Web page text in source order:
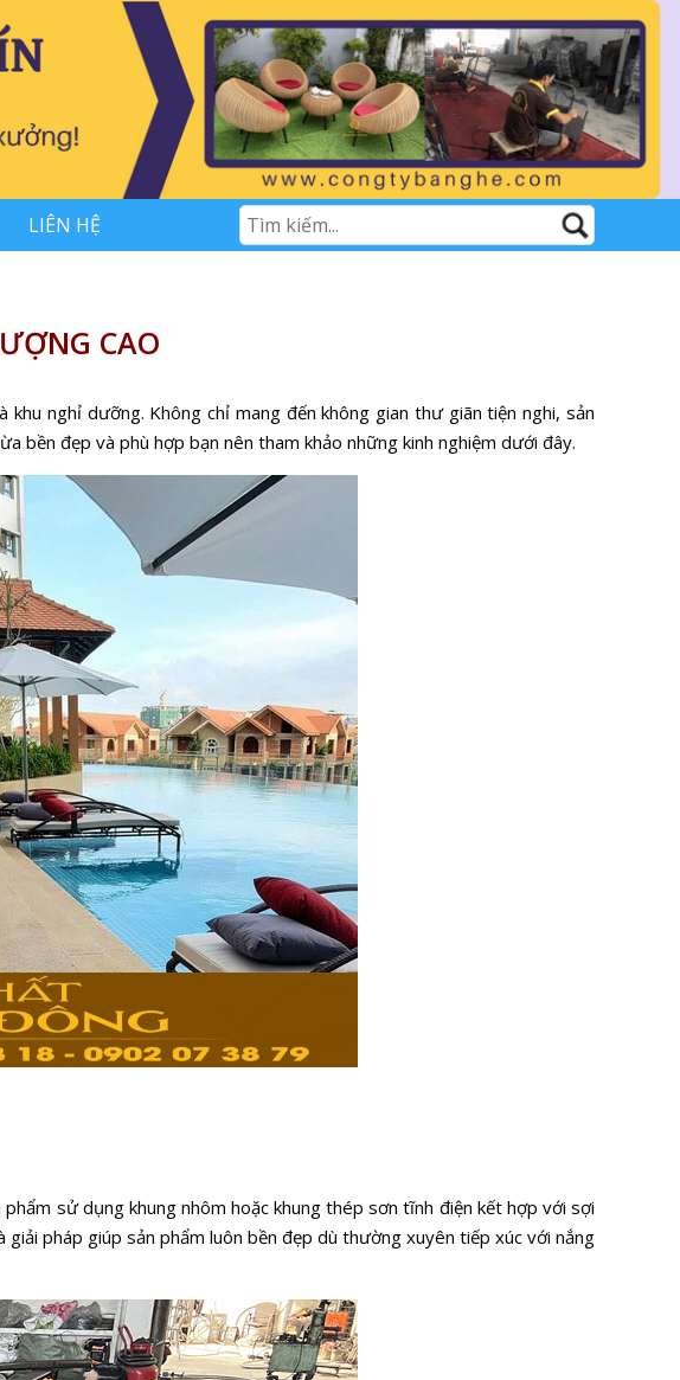
LIÊN HỆ
CAO
nghỉ dưỡng. Không chỉ mang đến không gian thư giãn tiện nghi, sản
bền đẹp và phù hợp bạn nên tham khảo những kinh nghiệm dưới đây.
phẩm sử dụng khung nhôm hoặc khung thép sơn tĩnh điện kết hợp với sợi
pháp giúp sản phẩm luôn bền đẹp dù thường xuyên tiếp xúc với nắng